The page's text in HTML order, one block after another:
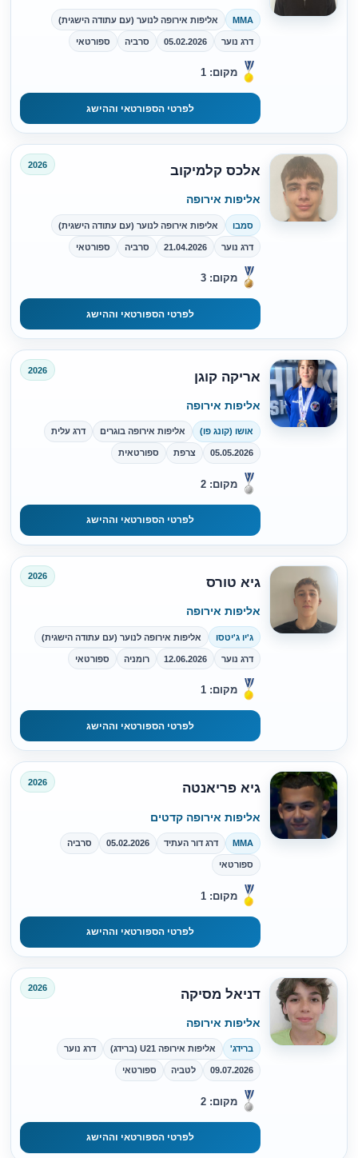
MMA אליפות אירופה לנוער (עם עתודה הישגית)
דרג נוער 05.02.2026 סרביה ספורטאי
מקום: 1
לפרטי הספורטאי וההישג
אלכס קלמיקוב 2026
אליפות אירופה
סמבו אליפות אירופה לנוער (עם עתודה הישגית)
דרג נוער 21.04.2026 סרביה ספורטאי
מקום: 3
לפרטי הספורטאי וההישג
אריקה קוגן 2026
אליפות אירופה
אושו (קונג פו) אליפות אירופה בוגרים דרג עלית
05.05.2026 צרפת ספורטאית
מקום: 2
לפרטי הספורטאי וההישג
גיא טורס 2026
אליפות אירופה
ג'יו ג'יטסו אליפות אירופה לנוער (עם עתודה הישגית)
דרג נוער 12.06.2026 רומניה ספורטאי
מקום: 1
לפרטי הספורטאי וההישג
גיא פריאנטה 2026
אליפות אירופה קדטים
MMA דרג דור העתיד 05.02.2026 סרביה
ספורטאי
מקום: 1
לפרטי הספורטאי וההישג
דניאל מסיקה 2026
אליפות אירופה
ברידג' אליפות אירופה U21 (ברידג) דרג נוער
09.07.2026 לטביה ספורטאי
מקום: 2
לפרטי הספורטאי וההישג